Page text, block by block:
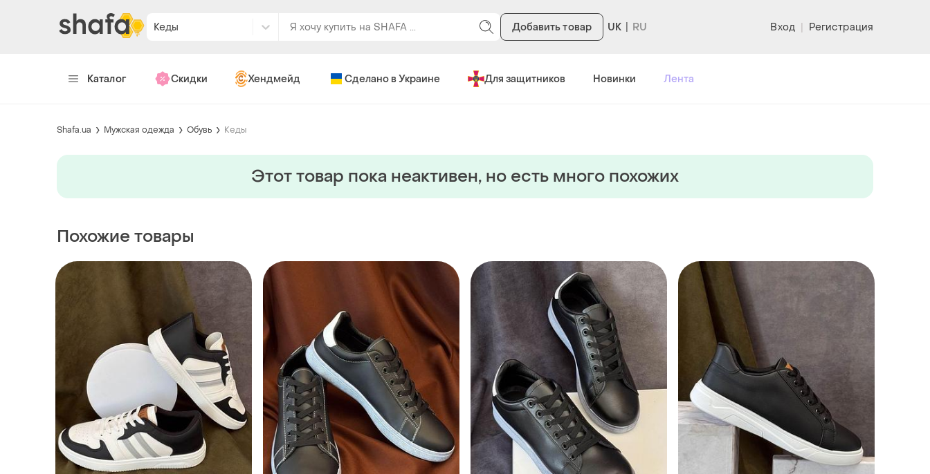
Кеды Добавить товар UK Вход | Регистрация
Каталог Скидки Хендмейд Сделано в Украине Для защитников Новинки Лента
Shafa.ua Мужская одежда Обувь Кеды
Этот товар пока неактивен, но есть много похожих
Похожие товары